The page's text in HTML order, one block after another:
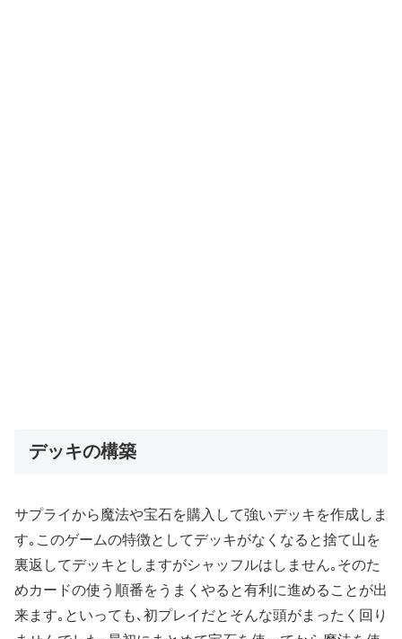
デッキの構築
サプライから魔法や宝石を購入して強いデッキを作成しま
す｡このゲームの特徴としてデッキがなくなると捨て山を
裏返してデッキとしますがシャッフルはしません｡そのた
めカードの使う順番をうまくやると有利に進めることが出
来ます｡といっても､初プレイだとそんな頭がまったく回り